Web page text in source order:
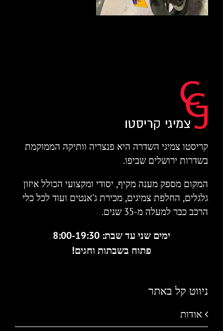
קריסטו צמיגי השדרה היא פנצריה וותיקה הממוקמת
בשדרות ירושלים שביפו.
המקום מספק מענה מקיף, יסודי ומקצועי הכולל איזון
גלגלים, החלפת צמיגים, מכירת ג'אנטים ועוד לכל כלי
הרכב כבר למעלה מ-35 שנים.
ימים שני עד שבת: 8:00-19:30
פתוח בשבתות וחגים!
ניווט קל באתר
אודות